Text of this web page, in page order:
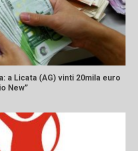
a Licata (AG) vinti 20mila euro
New”